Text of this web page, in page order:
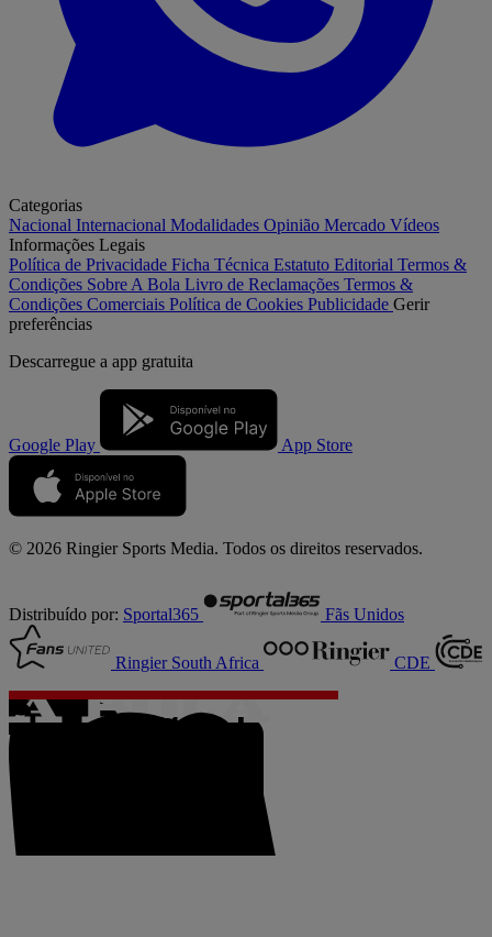
Categorias
Nacional Internacional Modalidades Opinião Mercado Vídeos
Informações Legais
Política de Privacidade Ficha Técnica Estatuto Editorial Termos &
Condições Sobre A Bola Livro de Reclamações Termos &
Condições Comerciais Política de Cookies Publicidade Gerir
preferências
Descarregue a app gratuita
Google Play App Store
© 2026 Ringier Sports Media. Todos os direitos reservados.
Distribuído por: Sportal365 Fãs Unidos
Ringier South Africa CDE